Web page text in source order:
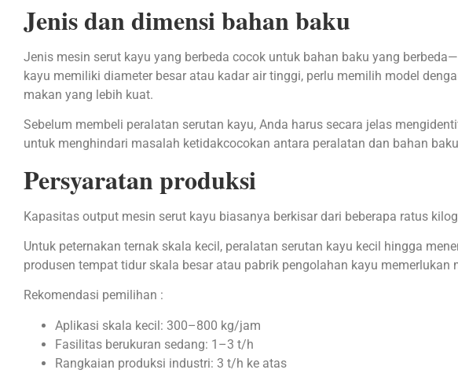
Jenis dan dimensi bahan baku
Jenis mesin serut kayu yang berbeda cocok untuk bahan baku yang
kayu memiliki diameter besar atau kadar air tinggi, perlu memilih model
makan yang lebih kuat.
Sebelum membeli peralatan serutan kayu, Anda harus secara jelas
untuk menghindari masalah ketidakcocokan antara peralatan dan bahan
Persyaratan produksi
Kapasitas output mesin serut kayu biasanya berkisar dari beberapa ratus
Untuk peternakan ternak skala kecil, peralatan serutan kayu kecil hingga
produsen tempat tidur skala besar atau pabrik pengolahan kayu
Rekomendasi pemilihan :
Aplikasi skala kecil: 300–800 kg/jam
Fasilitas berukuran sedang: 1–3 t/h
Rangkaian produksi industri: 3 t/h ke atas